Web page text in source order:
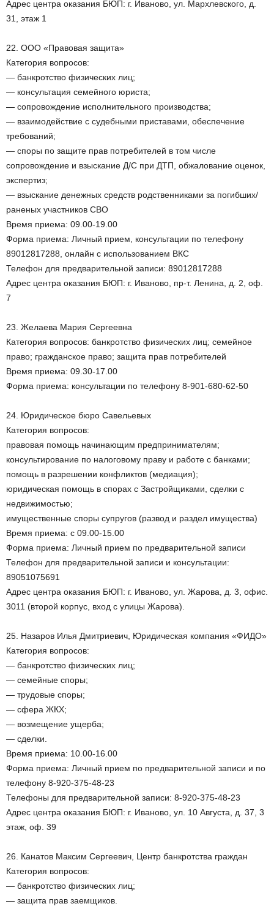
Адрес центра оказания БЮП: г. Иваново, ул. Мархлевского, д.
31, этаж 1
22. ООО «Правовая защита»
Категория вопросов:
— банкротство физических лиц;
— консультация семейного юриста;
— сопровождение исполнительного производства;
— взаимодействие с судебными приставами, обеспечение
требований;
— споры по защите прав потребителей в том числе
сопровождение и взыскание Д/С при ДТП, обжалование оценок,
экспертиз;
— взыскание денежных средств родственниками за погибших/
раненых участников СВО
Время приема: 09.00-19.00
Форма приема: Личный прием, консультации по телефону
89012817288, онлайн с использованием ВКС
Телефон для предварительной записи: 89012817288
Адрес центра оказания БЮП: г. Иваново, пр-т. Ленина, д. 2, оф.
7
23. Желаева Мария Сергеевна
Категория вопросов: банкротство физических лиц; семейное
право; гражданское право; защита прав потребителей
Время приема: 09.30-17.00
Форма приема: консультации по телефону 8-901-680-62-50
24. Юридическое бюро Савельевых
Категория вопросов:
правовая помощь начинающим предпринимателям;
консультирование по налоговому праву и работе с банками;
помощь в разрешении конфликтов (медиация);
юридическая помощь в спорах с Застройщиками, сделки с
недвижимостью;
имущественные споры супругов (развод и раздел имущества)
Время приема: с 09.00-15.00
Форма приема: Личный прием по предварительной записи
Телефон для предварительной записи и консультации:
89051075691
Адрес центра оказания БЮП: г. Иваново, ул. Жарова, д. 3, офис.
3011 (второй корпус, вход с улицы Жарова).
25. Назаров Илья Дмитриевич, Юридическая компания «ФИДО»
Категория вопросов:
— банкротство физических лиц;
— семейные споры;
— трудовые споры;
— сфера ЖКХ;
— возмещение ущерба;
— сделки.
Время приема: 10.00-16.00
Форма приема: Личный прием по предварительной записи и по
телефону 8-920-375-48-23
Телефоны для предварительной записи: 8-920-375-48-23
Адрес центра оказания БЮП: г. Иваново, ул. 10 Августа, д. 37, 3
этаж, оф. 39
26. Канатов Максим Сергеевич, Центр банкротства граждан
Категория вопросов:
— банкротство физических лиц;
— защита прав заемщиков.